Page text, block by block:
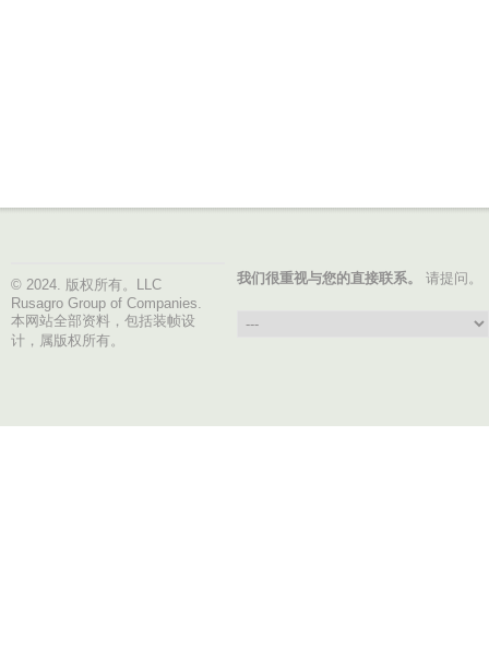
© 2024. 版权所有。LLC
Rusagro Group of Companies.
本网站全部资料，包括装帧设
计，属版权所有。
我们很重视与您的直接联系。 请提问。